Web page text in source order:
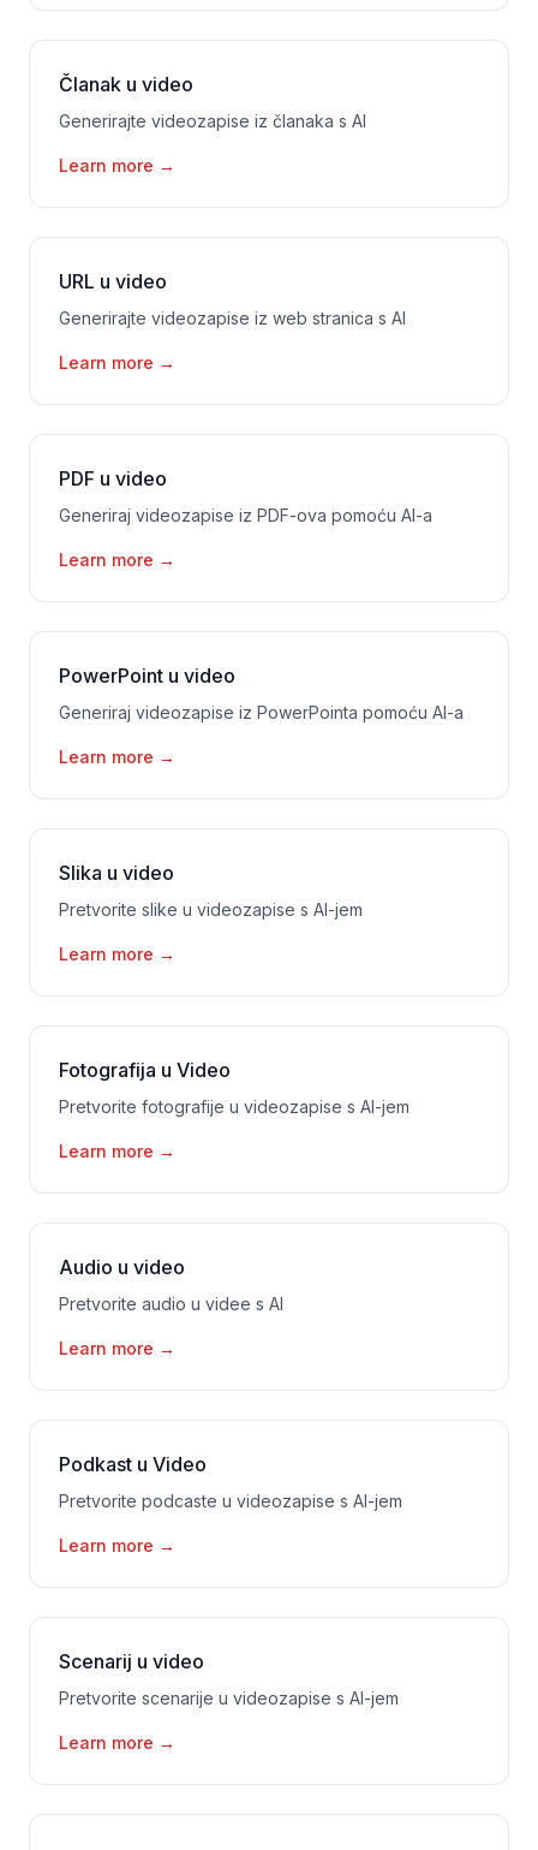
Članak u video
Generirajte videozapise iz članaka s AI
Learn more →
URL u video
Generirajte videozapise iz web stranica s AI
Learn more →
PDF u video
Generiraj videozapise iz PDF-ova pomoću AI-a
Learn more →
PowerPoint u video
Generiraj videozapise iz PowerPointa pomoću AI-a
Learn more →
Slika u video
Pretvorite slike u videozapise s AI-jem
Learn more →
Fotografija u Video
Pretvorite fotografije u videozapise s AI-jem
Learn more →
Audio u video
Pretvorite audio u videe s AI
Learn more →
Podkast u Video
Pretvorite podcaste u videozapise s AI-jem
Learn more →
Scenarij u video
Pretvorite scenarije u videozapise s AI-jem
Learn more →